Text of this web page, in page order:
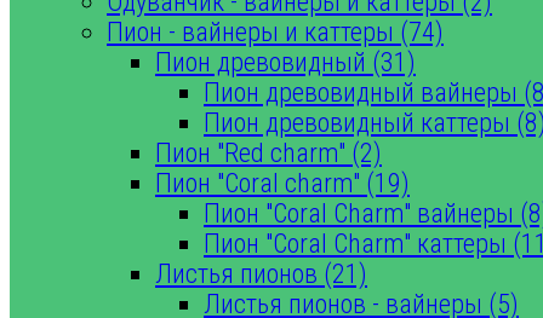
Пион - вайнеры и каттеры (74)
Пион древовидный (31)
Пион древовидный вайнеры
Пион древовидный каттеры (8)
Пион "Red charm" (2)
Пион "Coral charm" (19)
Пион "Coral Charm" вайнеры
Пион "Coral Charm" каттеры
Листья пионов (21)
Листья пионов - вайнеры (5)